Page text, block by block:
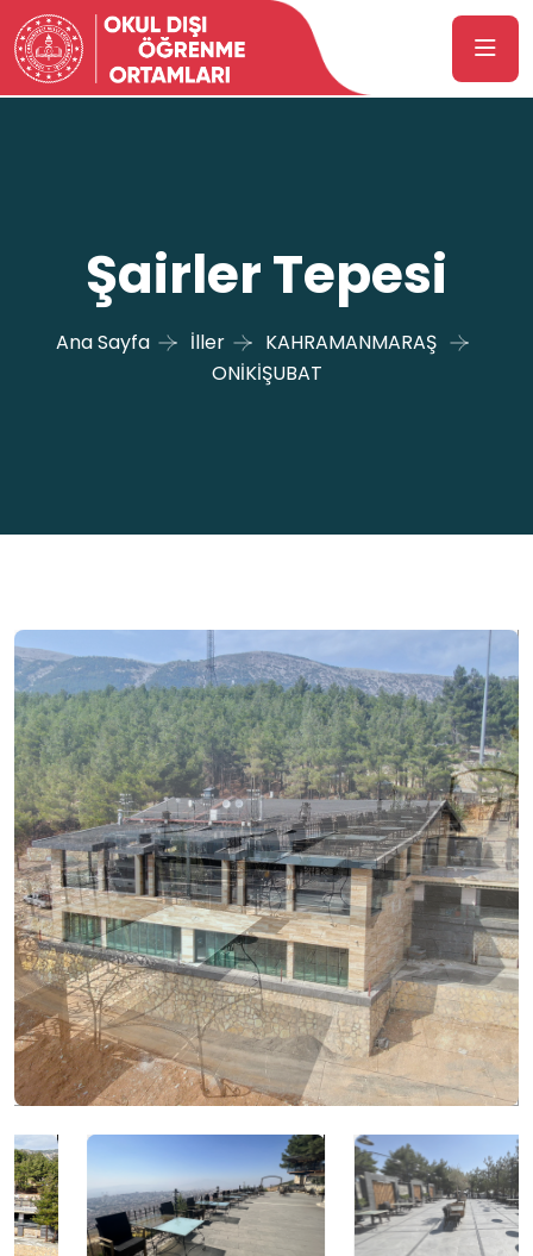
Şairler Tepesi
Ana Sayfa İller
KAHRAMANMARAŞ
ONİKİŞUBAT